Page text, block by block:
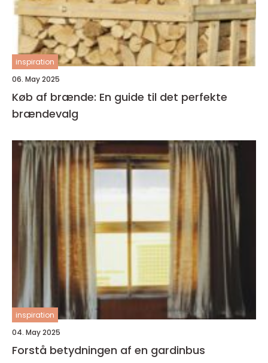
inspiration
06. May 2025
Køb af brænde: En guide til det perfekte
brændevalg
inspiration
04. May 2025
Forstå betydningen af en gardinbus